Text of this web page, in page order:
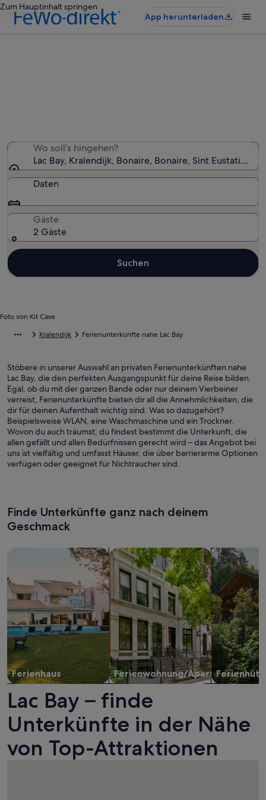
Zum Hauptinhalt springen
App herunterladen
Foto von Kit Case
Wo soll’s hingehen?
Lac Bay, Kralendijk, Bonaire, Bonaire, Sint Eustatius
Daten
Gäste
2 Gäste
Suchen
Kralendijk Ferienunterkünfte nahe Lac Bay
Stöbere in unserer Auswahl an privaten Ferienunterkünften nahe
Lac Bay, die den perfekten Ausgangspunkt für deine Reise bilden.
Egal, ob du mit der ganzen Bande oder nur deinem Vierbeiner
verreist, Ferienunterkünfte bieten dir all die Annehmlichkeiten, die
dir für deinen Aufenthalt wichtig sind. Was so dazugehört?
Beispielsweise WLAN, eine Waschmaschine und ein Trockner.
Wovon du auch träumst, du findest bestimmt die Unterkunft, die
allen gefällt und allen Bedürfnissen gerecht wird – das Angebot bei
uns ist vielfältig und umfasst Häuser, die über barrierarme Optionen
verfügen oder geeignet für Nichtraucher sind.
Finde Unterkünfte ganz nach deinem
Geschmack
Ferienhaus
Suche nach Ferienhäusern
Ferienwohnung/Apartment
Suche nach Ferienwohnungen oder
Suche nach
Lac Bay – finde
Unterkünfte in der Nähe
von Top-Attraktionen